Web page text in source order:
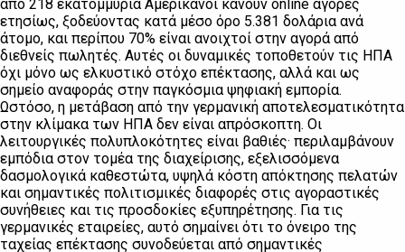
από 218 εκατομμύρια Αμερικανοί κάνουν online αγορές
ετησίως, ξοδεύοντας κατά μέσο όρο 5.381 δολάρια ανά
άτομο, και περίπου 70% είναι ανοιχτοί στην αγορά από
διεθνείς πωλητές. Αυτές οι δυναμικές τοποθετούν τις ΗΠΑ
όχι μόνο ως ελκυστικό στόχο επέκτασης, αλλά και ως
σημείο αναφοράς στην παγκόσμια ψηφιακή εμπορία.
Ωστόσο, η μετάβαση από την γερμανική αποτελεσματικότητα
στην κλίμακα των ΗΠΑ δεν είναι απρόσκοπτη. Οι
λειτουργικές πολυπλοκότητες είναι βαθιές· περιλαμβάνουν
εμπόδια στον τομέα της διαχείρισης, εξελισσόμενα
δασμολογικά καθεστώτα, υψηλά κόστη απόκτησης πελατών
και σημαντικές πολιτισμικές διαφορές στις αγοραστικές
συνήθειες και τις προσδοκίες εξυπηρέτησης. Για τις
γερμανικές εταιρείες, αυτό σημαίνει ότι το όνειρο της
ταχείας επέκτασης συνοδεύεται από σημαντικές